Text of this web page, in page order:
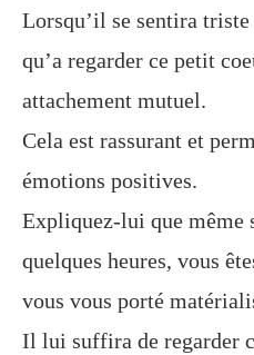
Lorsqu’il se sentira triste
qu’a regarder ce petit
attachement mutuel.
Cela est rassurant et
émotions positives.
Expliquez-lui que même
quelques heures, vous
vous vous porté
Il lui suffira de regarder